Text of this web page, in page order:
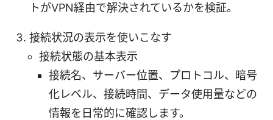
トがVPN経由で解決されているかを検証。
接続状況の表示を使いこなす
接続状態の基本表示
接続名、サーバー位置、プロトコル、暗号
化レベル、接続時間、データ使用量などの
情報を日常的に確認します。